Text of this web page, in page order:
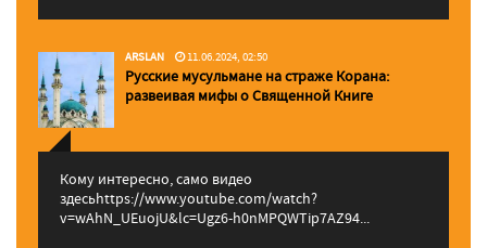
ARSLAN 11.06.2024, 02:50
Русские мусульмане на страже Корана:
pазвеивая мифы о Священной Книге
Кому интересно, само видео
здесьhttps://www.youtube.com/watch?
v=wAhN_UEuojU&lc=Ugz6-h0nMPQWTip7AZ94...